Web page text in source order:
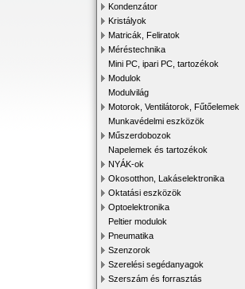
Kondenzátor
Kristályok
Matricák, Feliratok
Méréstechnika
Mini PC, ipari PC, tartozékok
Modulok
Modulvilág
Motorok, Ventilátorok, Fűtőelemek
Munkavédelmi eszközök
Műszerdobozok
Napelemek és tartozékok
NYÁK-ok
Okosotthon, Lakáselektronika
Oktatási eszközök
Optoelektronika
Peltier modulok
Pneumatika
Szenzorok
Szerelési segédanyagok
Szerszám és forrasztás